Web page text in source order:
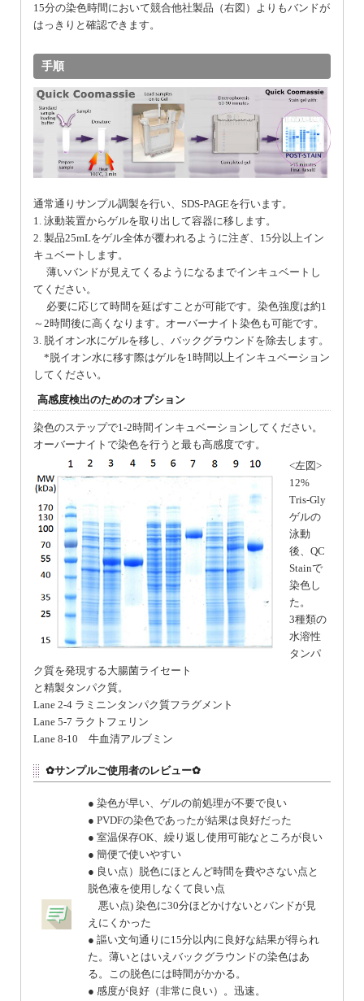
15分の染色時間において競合他社製品（右図）よりもバンドが
はっきりと確認できます。
手順
通常通りサンプル調製を行い、SDS-PAGEを行います。
1. 泳動装置からゲルを取り出して容器に移します。
2. 製品25mLをゲル全体が覆われるように注ぎ、15分以上イン
キュベートします。
薄いバンドが見えてくるようになるまでインキュベートし
てください。
必要に応じて時間を延ばすことが可能です。染色強度は約1
～2時間後に高くなります。オーバーナイト染色も可能です。
3. 脱イオン水にゲルを移し、バックグラウンドを除去します。
*脱イオン水に移す際はゲルを1時間以上インキュベーション
してください。
高感度検出のためのオプション
染色のステップで1-2時間インキュベーションしてください。
オーバーナイトで染色を行うと最も高感度です。
<左図>
12%
Tris-Gly
ゲルの
泳動
後、QC
Stainで
染色し
た。
3種類の
水溶性
タンパ
ク質を発現する大腸菌ライセート
と精製タンパク質。
Lane 2-4 ラミニンタンパク質フラグメント
Lane 5-7 ラクトフェリン
Lane 8-10 牛血清アルブミン
✿サンプルご使用者のレビュー✿
● 染色が早い、ゲルの前処理が不要で良い
● PVDFの染色であったが結果は良好だった
● 室温保存OK、繰り返し使用可能なところが良い
● 簡便で使いやすい
● 良い点）脱色にほとんど時間を費やさない点と
脱色液を使用しなくて良い点
悪い点) 染色に30分ほどかけないとバンドが見
えにくかった
● 謳い文句通りに15分以内に良好な結果が得られ
た。薄いとはいえバックグラウンドの染色はあ
る。この脱色には時間がかかる。
● 感度が良好（非常に良い）。迅速。